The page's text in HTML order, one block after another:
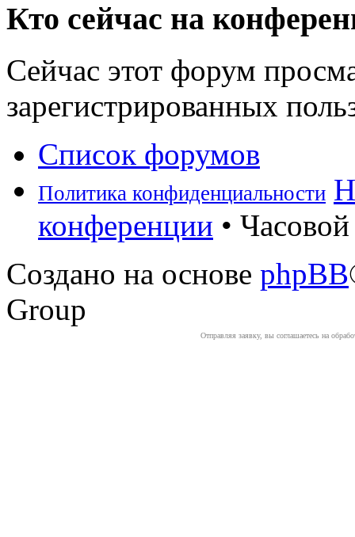
Кто сейчас на
Сейчас этот форум
зарегистрированных
Список форумов
Политика конфиденциальности
конференции •
Создано на основе phpBB
Group
Отправляя заявку, вы соглашаетесь на